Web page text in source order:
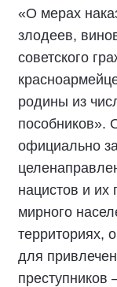
«О мерах
злодеев,
советского
родины из
пособников».
официально
нацистов и их
мирного
территориях,
для
преступников